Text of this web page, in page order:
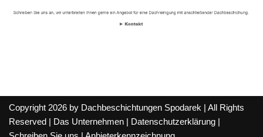
Copyright 2026 by Dachbeschichtungen Spodarek | All Rights
Reserved |
Das Unternehmen Datenschutzerklärung